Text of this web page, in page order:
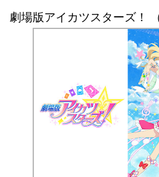
劇場版アイカツスターズ！